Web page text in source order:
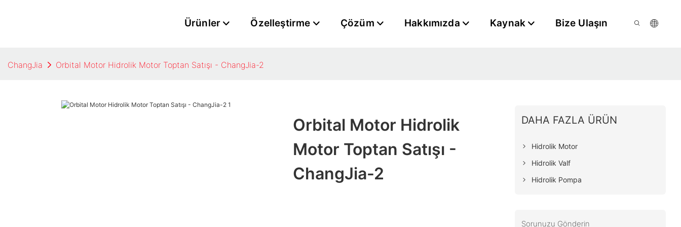
Ürünler Özelleştirme Çözüm Hakkımızda Kaynak Bize Ulaşın
ChangJia Orbital Motor Hidrolik Motor Toptan Satışı - ChangJia-2
Orbital Motor Hidrolik
Motor Toptan Satışı -
ChangJia-2
DAHA FAZLA ÜRÜN
Hidrolik Motor
Hidrolik Valf
Hidrolik Pompa
Sorunuzu Gönderin